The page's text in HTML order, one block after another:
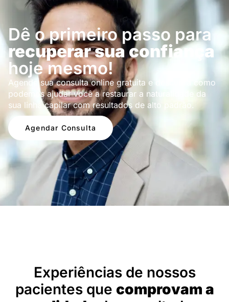
Dê o primeiro passo para
recuperar sua confiança
hoje mesmo!
Agende sua consulta online gratuita e descubra como
podemos ajudar você a restaurar a naturalidade da
sua linha capilar com resultados de alto padrão.
Agendar Consulta
Experiências de nossos
pacientes que comprovam a